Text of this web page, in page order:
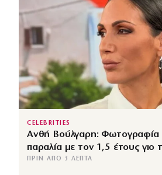
CELEBRITIES
Ανθή Βούλγαρη: Φωτογραφία
παραλία με τον 1,5 έτους γιο
ΠΡΙΝ ΑΠΌ 3 ΛΕΠΤΆ